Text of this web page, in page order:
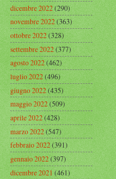
dicembre 2022(290)
novembre 2022(363)
ottobre 2022(328)
settembre 2022(377)
agosto 2022(462)
luglio 2022(496)
giugno 2022(435)
maggio 2022(509)
aprile 2022(428)
marzo 2022(547)
febbraio 2022(391)
gennaio 2022(397)
dicembre 2021(461)